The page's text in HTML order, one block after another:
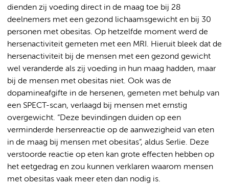
dienden zij voeding direct in de maag toe bij 28
deelnemers met een gezond lichaamsgewicht en bij 30
personen met obesitas. Op hetzelfde moment werd de
hersenactiviteit gemeten met een MRI. Hieruit bleek dat de
hersenactiviteit bij de mensen met een gezond gewicht
wel veranderde als zij voeding in hun maag hadden, maar
bij de mensen met obesitas niet. Ook was de
dopamineafgifte in de hersenen, gemeten met behulp van
een SPECT-scan, verlaagd bij mensen met ernstig
overgewicht. “Deze bevindingen duiden op een
verminderde hersenreactie op de aanwezigheid van eten
in de maag bij mensen met obesitas”, aldus Serlie. Deze
verstoorde reactie op eten kan grote effecten hebben op
het eetgedrag en zou kunnen verklaren waarom mensen
met obesitas vaak meer eten dan nodig is.